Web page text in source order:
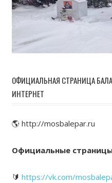
ОФИЦИАЛЬНАЯ СТРАНИЦА
ИНТЕРНЕТ
🌎 http://mosbalepar.ru
Официальные
🔰 https://vk.com/